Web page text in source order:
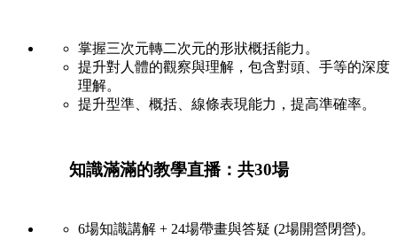
掌握三次元轉二次元的形狀概括能力。
提升對人體的觀察與理解，包含對頭、手等的深度
理解。
提升型準、概括、線條表現能力，提高準確率。
知識滿滿的教學直播：共30場
6場知識講解 + 24場帶畫與答疑 (2場開營閉營)。